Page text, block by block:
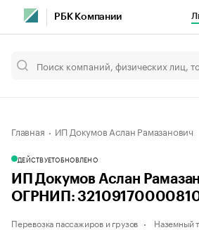
РБК Компании
Главная ИП Докумов Аслан Рамазанович
ДЕЙСТВУЕТОБНОВЛЕНО
ИП Докумов Аслан
ОГРНИП:
Перевозка пассажиров и грузов Наземный